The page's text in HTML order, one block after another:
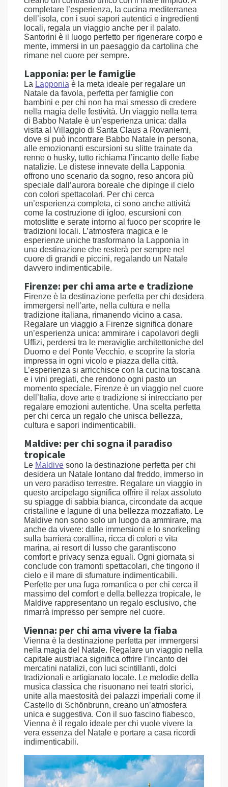
completare l’esperienza, la cucina mediterranea
dell’isola, con i suoi sapori autentici e ingredienti
locali, regala un viaggio anche per il palato.
Santorini è il luogo perfetto per rigenerare corpo e
mente, immersi in un paesaggio da cartolina che
rimane nel cuore per sempre.
Lapponia: per le famiglie
La Lapponia è la meta ideale per regalare un
Natale da favola, perfetta per famiglie con
bambini e per chi non ha mai smesso di credere
nella magia delle festività. Un viaggio nella terra
di Babbo Natale è un’esperienza unica: dalla
visita al Villaggio di Santa Claus a Rovaniemi,
dove si può incontrare Babbo Natale in persona,
alle emozionanti escursioni su slitte trainate da
renne o husky, tutto richiama l’incanto delle fiabe
natalizie. Le distese innevate della Lapponia
offrono uno scenario da sogno, reso ancora più
speciale dall’aurora boreale che dipinge il cielo
con colori spettacolari. Per chi cerca
un’esperienza completa, ci sono anche attività
come la costruzione di igloo, escursioni con
motoslitte e serate intorno al fuoco per scoprire le
tradizioni locali. L’atmosfera magica e le
esperienze uniche trasformano la Lapponia in
una destinazione che resterà per sempre nel
cuore di grandi e piccini, regalando un Natale
davvero indimenticabile.
Firenze: per chi ama arte e tradizione
Firenze è la destinazione perfetta per chi desidera
immergersi nell’arte, nella cultura e nella
tradizione italiana, rimanendo vicino a casa.
Regalare un viaggio a Firenze significa donare
un’esperienza unica: ammirare i capolavori degli
Uffizi, perdersi tra le meraviglie architettoniche del
Duomo e del Ponte Vecchio, e scoprire la storia
impressa in ogni vicolo e piazza della città.
L’esperienza si arricchisce con la cucina toscana
e i vini pregiati, che rendono ogni pasto un
momento speciale. Firenze è un viaggio nel cuore
dell’Italia, dove arte e tradizione si intrecciano per
regalare emozioni autentiche. Una scelta perfetta
per chi cerca un regalo che unisca bellezza,
cultura e sapori indimenticabili.
Maldive: per chi sogna il paradiso
tropicale
Le Maldive sono la destinazione perfetta per chi
desidera un Natale lontano dal freddo, immerso in
un vero paradiso terrestre. Regalare un viaggio in
questo arcipelago significa offrire il relax assoluto
su spiagge di sabbia bianca, circondate da acque
cristalline e lagune di una bellezza mozzafiato. Le
Maldive non sono solo un luogo da ammirare, ma
anche da vivere: dalle immersioni e lo snorkeling
sulla barriera corallina, ricca di colori e vita
marina, ai resort di lusso che garantiscono
comfort e privacy senza eguali. Ogni giornata si
conclude con tramonti spettacolari, che tingono il
cielo e il mare di sfumature indimenticabili.
Perfette per una fuga romantica o per chi cerca il
massimo del comfort e della bellezza tropicale, le
Maldive rappresentano un regalo esclusivo, che
rimarrà impresso per sempre nel cuore.
Vienna: per chi ama vivere la fiaba
Vienna è la destinazione perfetta per immergersi
nella magia del Natale. Regalare un viaggio nella
capitale austriaca significa offrire l’incanto dei
mercatini natalizi, con luci scintillanti, dolci
tradizionali e artigianato locale. Le melodie della
musica classica che risuonano nei teatri storici,
unite alla maestosità dei palazzi imperiali come il
Castello di Schönbrunn, creano un’atmosfera
unica e suggestiva. Con il suo fascino fiabesco,
Vienna è il regalo ideale per chi vuole vivere la
vera essenza del Natale e portare a casa ricordi
indimenticabili.